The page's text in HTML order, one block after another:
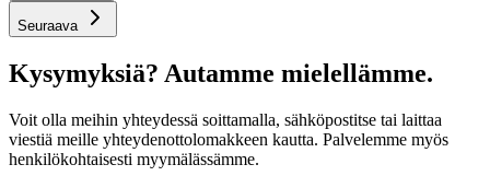
Seuraava
Kysymyksiä? Autamme mielellämme.
Voit olla meihin yhteydessä soittamalla, sähköpostitse tai laittaa
viestiä meille yhteydenottolomakkeen kautta. Palvelemme myös
henkilökohtaisesti myymälässämme.